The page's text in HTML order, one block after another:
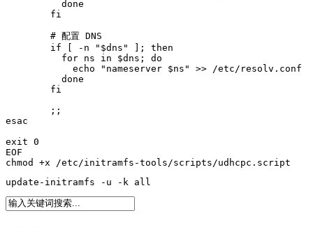
          done
        fi
        # 配置 DNS
        if [ -n "$dns" ]; then
          for ns in $dns; do
            echo "nameserver $ns" >> /etc/resolv.conf
          done
        fi
        ;;
esac
exit 0
EOF
chmod +x /etc/initramfs-tools/scripts/udhcpc.script
update-initramfs -u -k all